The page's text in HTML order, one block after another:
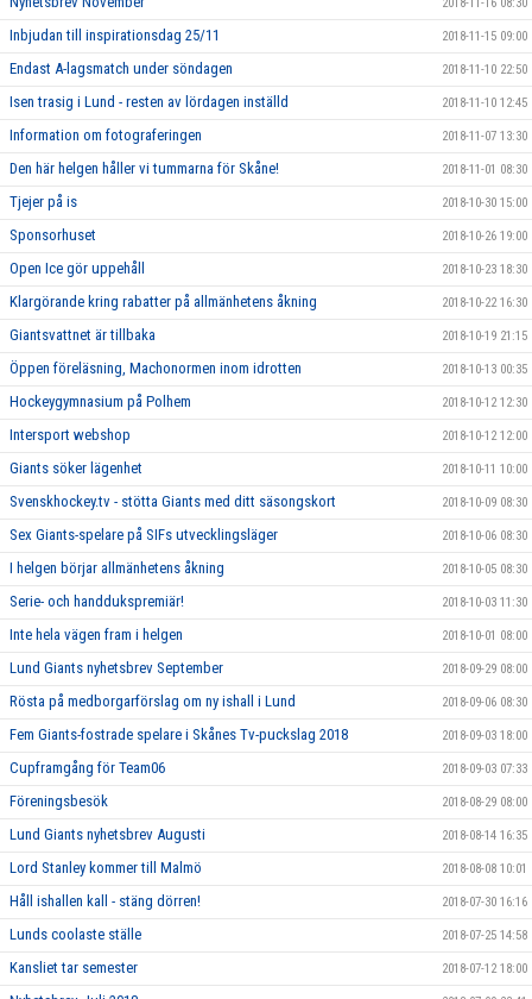
Inbjudan till inspirationsdag 25/11 2018-11-15 09:00
Endast A-lagsmatch under söndagen 2018-11-10 22:50
Isen trasig i Lund - resten av lördagen inställd 2018-11-10 12:45
Information om fotograferingen 2018-11-07 13:30
Den här helgen håller vi tummarna för Skåne! 2018-11-01 08:30
Tjejer på is 2018-10-30 15:00
Sponsorhuset 2018-10-26 19:00
Open Ice gör uppehåll 2018-10-23 18:30
Klargörande kring rabatter på allmänhetens åkning 2018-10-22 16:30
Giantsvattnet är tillbaka 2018-10-19 21:15
Öppen föreläsning, Machonormen inom idrotten 2018-10-13 00:35
Hockeygymnasium på Polhem 2018-10-12 12:30
Intersport webshop 2018-10-12 12:00
Giants söker lägenhet 2018-10-11 10:00
Svenskhockey.tv - stötta Giants med ditt säsongskort 2018-10-09 08:30
Sex Giants-spelare på SIFs utvecklingsläger 2018-10-06 08:30
I helgen börjar allmänhetens åkning 2018-10-05 08:30
Serie- och handdukspremiär! 2018-10-03 11:30
Inte hela vägen fram i helgen 2018-10-01 08:00
Lund Giants nyhetsbrev September 2018-09-29 08:00
Rösta på medborgarförslag om ny ishall i Lund 2018-09-06 08:30
Fem Giants-fostrade spelare i Skånes Tv-puckslag 2018 2018-09-03 18:00
Cupframgång för Team06 2018-09-03 07:33
Föreningsbesök 2018-08-29 08:00
Lund Giants nyhetsbrev Augusti 2018-08-14 16:35
Lord Stanley kommer till Malmö 2018-08-08 10:01
Håll ishallen kall - stäng dörren! 2018-07-30 16:16
Lunds coolaste ställe 2018-07-25 14:58
Kansliet tar semester 2018-07-12 18:00